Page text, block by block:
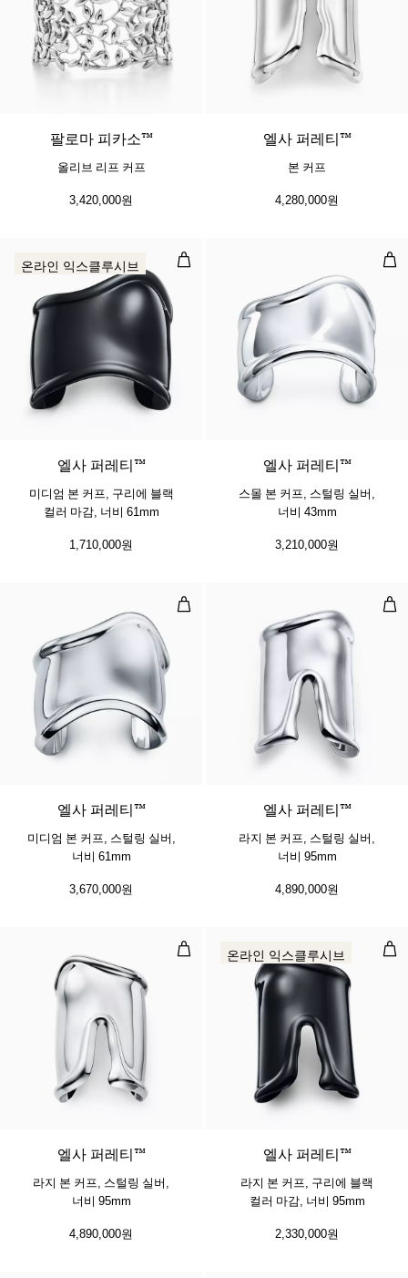
팔로마 피카소™
올리브 리프 커프
3,420,000원
엘사 퍼레티™
본 커프
4,280,000원
미디엄 본 커프, 구리에 블랙 컬러
온라인 익스클루시브
엘사 퍼레티™
미디엄 본 커프, 구리에 블랙
컬러 마감, 너비 61mm
1,710,000원
스
엘사 퍼레티™
스몰 본 커프, 스털링 실버,
너비 43mm
3,210,000원
미디엄 본 커프, 스털링 실버, 너비
엘사 퍼레티™
미디엄 본 커프, 스털링 실버,
너비 61mm
3,670,000원
라
엘사 퍼레티™
라지 본 커프, 스털링 실버,
너비 95mm
4,890,000원
라지 본 커프, 스털링 실버, 너비
엘사 퍼레티™
라지 본 커프, 스털링 실버,
너비 95mm
4,890,000원
라
온라인 익스클루시브
엘사 퍼레티™
라지 본 커프, 구리에 블랙
컬러 마감, 너비 95mm
2,330,000원